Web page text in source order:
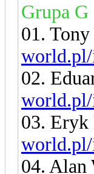
Grupa G
01.
world.pl/
02.
world.pl/
03.
world.pl/
04.